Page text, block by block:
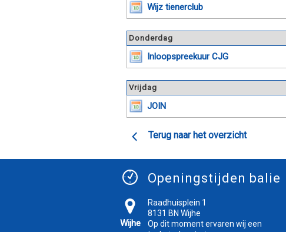
Wijz tienerclub
Donderdag
Inloopspreekuur CJG
Vrijdag
JOIN
Terug naar het overzicht
Openingstijden balie
Wijhe
Raadhuisplein 1
8131 BN Wijhe
Op dit moment ervaren wij een